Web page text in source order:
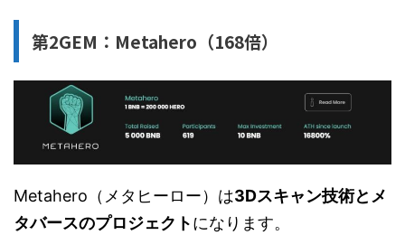
第2GEM：Metahero（168倍）
Metahero（メタヒーロー）は3Dスキャン技術とメ
タバースのプロジェクトになります。